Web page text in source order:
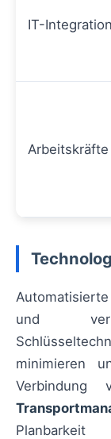
IT-Integration
Arbeitskräfte
und
minimieren
Verbindung